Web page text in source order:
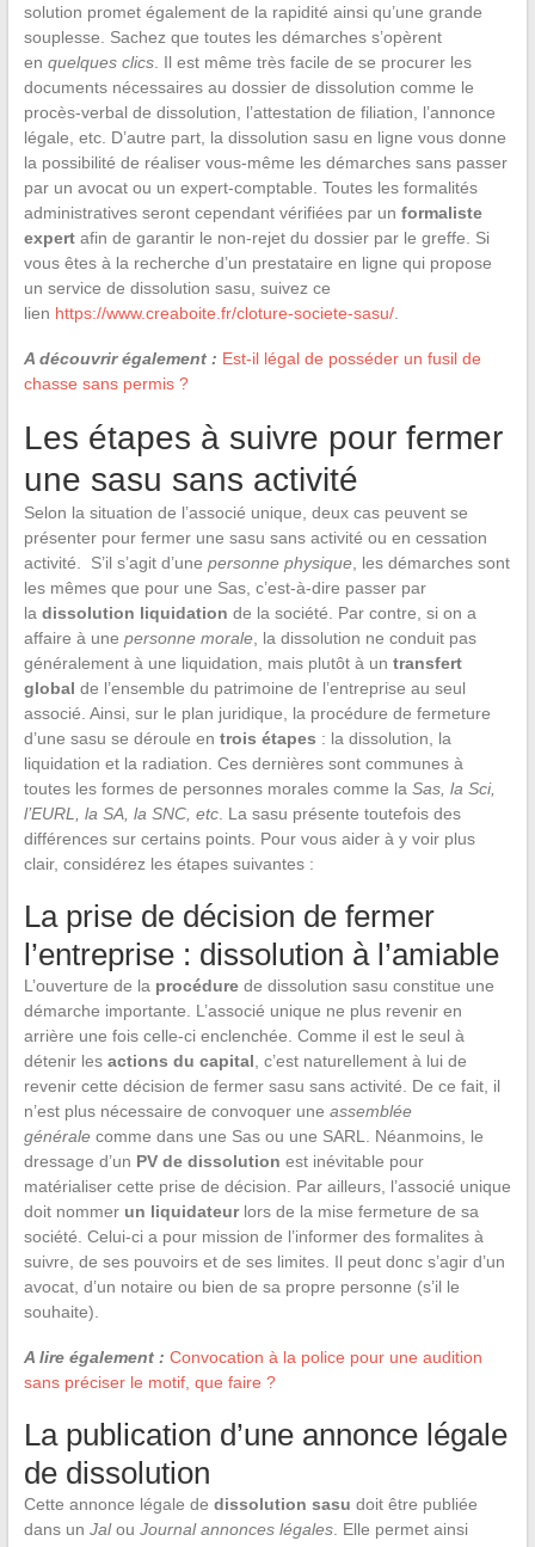
solution promet également de la rapidité ainsi qu’une grande
souplesse. Sachez que toutes les démarches s’opèrent
en quelques clics. Il est même très facile de se procurer les
documents nécessaires au dossier de dissolution comme le
procès-verbal de dissolution, l’attestation de filiation, l’annonce
légale, etc. D’autre part, la dissolution sasu en ligne vous donne
la possibilité de réaliser vous-même les démarches sans passer
par un avocat ou un expert-comptable. Toutes les formalités
administratives seront cependant vérifiées par un formaliste
expertafin de garantir le non-rejet du dossier par le greffe. Si
vous êtes à la recherche d’un prestataire en ligne qui propose
un service de dissolution sasu, suivez ce
lien https://www.creaboite.fr/cloture-societe-sasu/.
A découvrir également : Est-il légal de posséder un fusil de
chasse sans permis ?
Les étapes à suivre pour fermer
une sasu sans activité
Selon la situation de l’associé unique, deux cas peuvent se
présenter pour fermer une sasu sans activité ou en cessation
activité. S’il s’agit d’une personne physique, les démarches sont
les mêmes que pour une Sas, c’est-à-dire passer par
la dissolution liquidation de la société. Par contre, si on a
affaire à une personne morale, la dissolution ne conduit pas
généralement à une liquidation, mais plutôt à un transfert
global de l’ensemble du patrimoine de l’entreprise au seul
associé. Ainsi, sur le plan juridique, la procédure de fermeture
d’une sasu se déroule en trois étapes : la dissolution, la
liquidation et la radiation. Ces dernières sont communes à
toutes les formes de personnes morales comme la Sas, la Sci,
l’EURL, la SA, la SNC, etc. La sasu présente toutefois des
différences sur certains points. Pour vous aider à y voir plus
clair, considérez les étapes suivantes :
La prise de décision de fermer
l’entreprise : dissolution à l’amiable
L’ouverture de la procédurede dissolution sasu constitue une
démarche importante. L’associé unique ne plus revenir en
arrière une fois celle-ci enclenchée. Comme il est le seul à
détenir les actions du capital, c’est naturellement à lui de
revenir cette décision de fermer sasu sans activité. De ce fait, il
n’est plus nécessaire de convoquer une assemblée
généralecomme dans une Sas ou une SARL. Néanmoins, le
dressage d’un PV de dissolution est inévitable pour
matérialiser cette prise de décision. Par ailleurs, l’associé unique
doit nommer un liquidateurlors de la mise fermeture de sa
société. Celui-ci a pour mission de l’informer des formalites à
suivre, de ses pouvoirs et de ses limites. Il peut donc s’agir d’un
avocat, d’un notaire ou bien de sa propre personne (s’il le
souhaite).
A lire également : Convocation à la police pour une audition
sans préciser le motif, que faire ?
La publication d’une annonce légale
de dissolution
Cette annonce légale de dissolution sasu doit être publiée
dans un Jalou Journal annonces légales. Elle permet ainsi